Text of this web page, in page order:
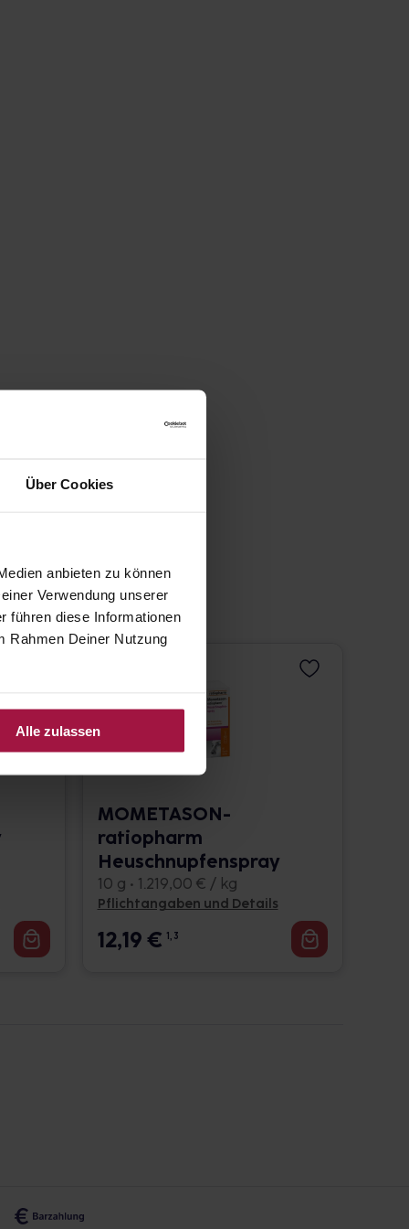
Über Cookies
anbieten zu können
Verwendung unserer
führen diese Informationen
Rahmen Deiner Nutzung
Alle zulassen
MOMETASON-
ratiopharm
Heuschnupfenspray
10 g • 1.219,00 € / kg
Pflichtangaben und Details
12,19€ 1, 3